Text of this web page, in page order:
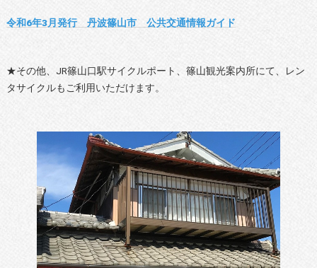
令和6年3月発行 丹波篠山市 公共交通情報ガイド
★その他、JR篠山口駅サイクルポート、篠山観光案内所にて、レン
タサイクルもご利用いただけます。